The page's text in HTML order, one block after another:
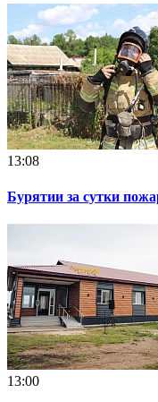
13:08
Бурятии за сутки
13:00